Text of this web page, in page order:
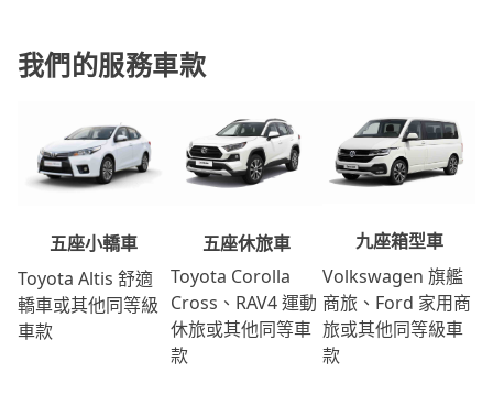
我們的服務車款
五座小轎車
Toyota Altis 舒適
轎車或其他同等級
車款
五座休旅車
Toyota Corolla
Cross、RAV4 運動
休旅或其他同等車
款
九座箱型車
Volkswagen 旗艦
商旅、Ford 家用商
旅或其他同等級車
款